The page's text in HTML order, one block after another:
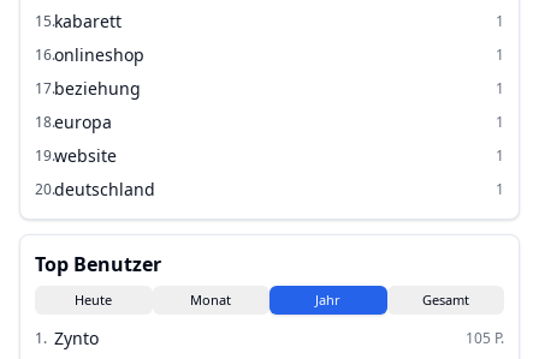
15.kabarett
1
16.onlineshop
1
17.beziehung
1
18.europa
1
19.website
1
20.deutschland 1
Top Benutzer
Heute Monat Jahr Gesamt
1. Zynto 105 P.